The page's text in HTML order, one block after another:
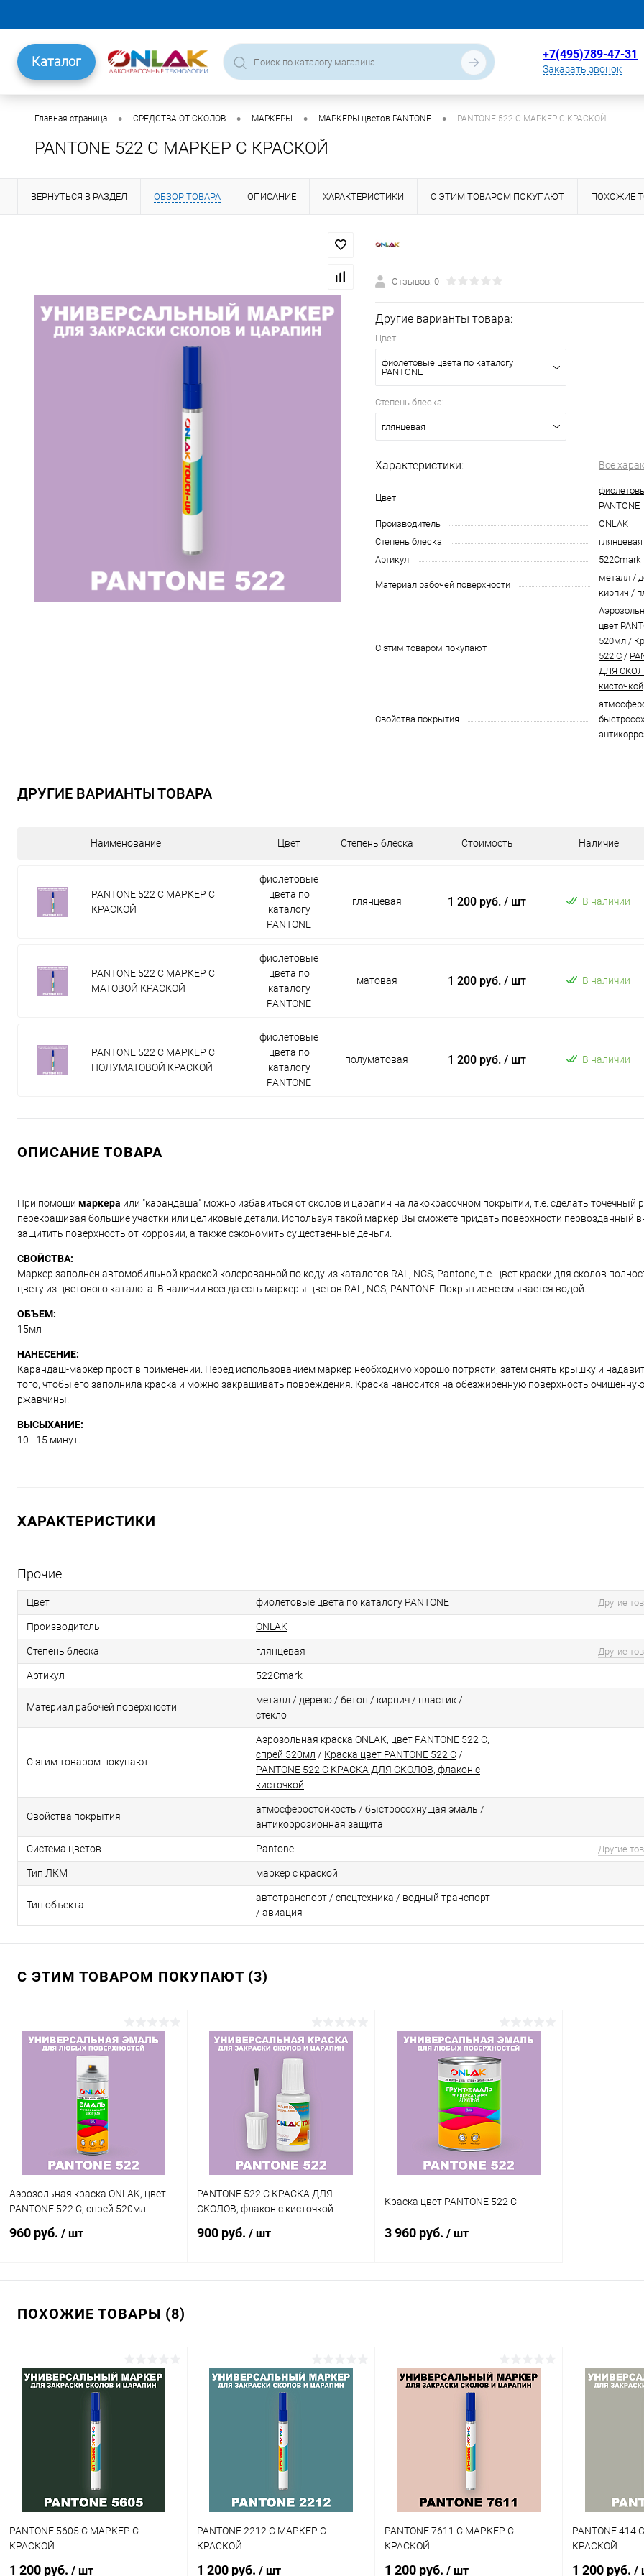
Каталог +7(495)789-47-31
Заказать звонок
Главная страница • СРЕДСТВА ОТ СКОЛОВ • МАРКЕРЫ • МАРКЕРЫ цветов PANTONE • PANTONE 522 C МАРКЕР С КРАСКОЙ
PANTONE 522 C МАРКЕР С КРАСКОЙ
ВЕРНУТЬСЯ В РАЗДЕЛ ОБЗОР ТОВАРА ОПИСАНИЕ ХАРАКТЕРИСТИКИ С ЭТИМ ТОВАРОМ ПОКУПАЮТ ПОХОЖИЕ
Отзывов: 0
Другие варианты товара:
Цвет:
фиолетовые цвета по каталогу
PANTONE
Степень блеска:
глянцевая
Характеристики: Все
Цвет
PANTONE
Производитель
ONLAK
Степень блеска
глянцевая
Артикул
522Cmark
Материал рабочей поверхности
металл /
кирпич /
С этим товаром покупают
цвет
520мл /
522 C /
ДЛЯ
кисточкой
Свойства покрытия
ДРУГИЕ ВАРИАНТЫ ТОВАРА
Наименование Цвет Степень блеска Стоимость Наличие
PANTONE 522 C МАРКЕР С
КРАСКОЙ
фиолетовые
цвета по
каталогу
PANTONE
глянцевая 1 200 руб. / шт В наличии
PANTONE 522 C МАРКЕР С
МАТОВОЙ КРАСКОЙ
фиолетовые
цвета по
каталогу
PANTONE
матовая 1 200 руб. / шт В наличии
PANTONE 522 C МАРКЕР С
ПОЛУМАТОВОЙ КРАСКОЙ
фиолетовые
цвета по
каталогу
PANTONE
полуматовая 1 200 руб. / шт В наличии
ОПИСАНИЕ ТОВАРА
При помощи маркера или "карандаша" можно избавиться от сколов и царапин на лакокрасочном покрытии, т.е. сделать точечный
перекрашивая большие участки или целиковые детали. Используя такой маркер Вы сможете придать поверхности первозданный
защитить поверхность от коррозии, а также сэкономить существенные деньги.
СВОЙСТВА:
Маркер заполнен автомобильной краской колерованной по коду из каталогов RAL, NCS, Pantone, т.е. цвет краски для сколов
цвету из цветового каталога. В наличии всегда есть маркеры цветов RAL, NCS, PANTONE. Покрытие не смывается водой.
ОБЪЕМ:
15мл
НАНЕСЕНИЕ:
Карандаш-маркер прост в применении. Перед использованием маркер необходимо хорошо потрясти, затем снять крышку и
того, чтобы его заполнила краска и можно закрашивать повреждения. Краска наносится на обезжиренную поверхность
ржавчины.
ВЫСЫХАНИЕ:
10 - 15 минут.
ХАРАКТЕРИСТИКИ
Прочие
Цвет фиолетовые цвета по каталогу PANTONE Другие
Производитель ONLAK
Степень блеска глянцевая Другие
Артикул 522Cmark
Материал рабочей поверхности
металл / дерево / бетон / кирпич / пластик /
стекло
С этим товаром покупают
Аэрозольная краска ONLAK, цвет PANTONE 522 C,
спрей 520мл / Краска цвет PANTONE 522 C /
PANTONE 522 C КРАСКА ДЛЯ СКОЛОВ, флакон с
кисточкой
Свойства покрытия
атмосферостойкоcть / быстросохнущая эмаль /
антикоррозионная защита
Система цветов Pantone Другие
Тип ЛКМ маркер с краской
Тип объекта
автотранспорт / спецтехника / водный транспорт
/ авиация
С ЭТИМ ТОВАРОМ ПОКУПАЮТ (3)
Аэрозольная краска ONLAK, цвет
PANTONE 522 C, спрей 520мл
960 руб. / шт
Цвет:
PANTONE 522 C КРАСКА ДЛЯ
СКОЛОВ, флакон с кисточкой
900 руб. / шт
Цвет:
матовая
Краска цвет PANTONE 522 C
3 960 руб. / шт
Цвет:
полуматовая
ПОХОЖИЕ ТОВАРЫ (8)
PANTONE 5605 C МАРКЕР С
КРАСКОЙ
1 200 руб. / шт
PANTONE 2212 C МАРКЕР С
КРАСКОЙ
1 200 руб. / шт
PANTONE 7611 C МАРКЕР С
КРАСКОЙ
1 200 руб. / шт
PANTONE 414
КРАСКОЙ
1 200 руб. /